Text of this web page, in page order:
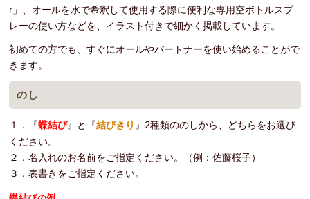
r」、オールを水で希釈して使用する際に便利な専用空ボトルスプ
レーの使い方などを、イラスト付きで細かく掲載しています。
初めての方でも、すぐにオールやパートナーを使い始めることがで
きます。
のし
１．『蝶結び』と『結びきり 』2種類ののしから、どちらをお選び
ください。
２．名入れのお名前をご指定ください。（例：佐藤桜子）
３．表書きをご指定ください。